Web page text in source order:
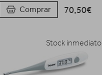
Comprar 70,50€
Stock inmediato